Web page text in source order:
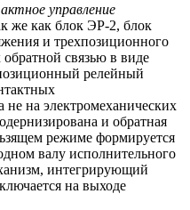
управление
же как блок ЭР-2, блок
и трехпозиционного
связью в виде
релейный
на электромеханических
и обратная
режиме формируется
валу исполнительного
интегрирующий
на выходе